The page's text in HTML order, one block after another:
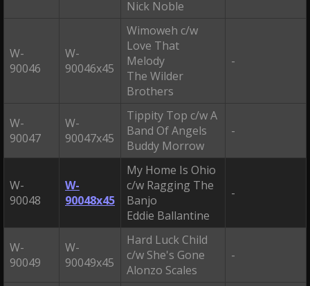
Nick Noble
W-
90046
W-
90046x45
Wimoweh c/w
Love That
Melody
The Wilder
Brothers
-
W-
90047
W-
90047x45
Tippity Top c/w A
Band Of Angels
Buddy Morrow
-
W-
90048
W-
90048x45
My Home Is Ohio
c/w Ragging The
Banjo
Eddie Ballantine
-
W-
90049
W-
90049x45
Hard Luck Child
c/w She's Gone
Alonzo Scales
-